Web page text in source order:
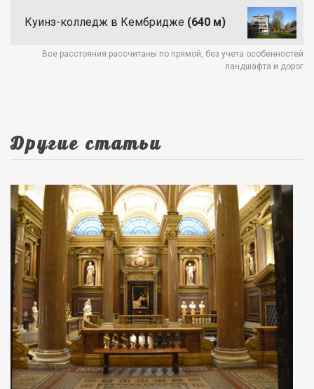
Куинз-колледж в Кембридже (640 м)
Все расстояния рассчитаны по прямой, без учета особенностей
ландшафта и дорог
Другие статьи